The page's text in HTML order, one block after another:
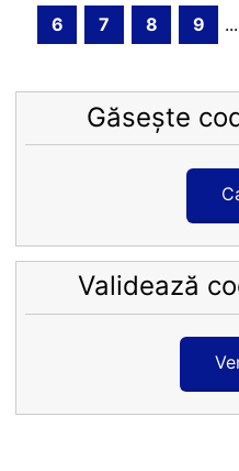
6
7 8 9 ...
Găsește
Validează